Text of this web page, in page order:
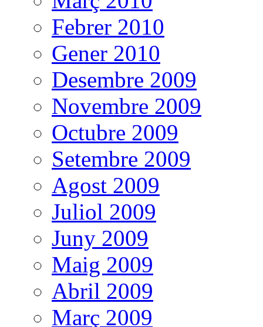
Febrer 2010
Gener 2010
Desembre 2009
Novembre 2009
Octubre 2009
Setembre 2009
Agost 2009
Juliol 2009
Juny 2009
Maig 2009
Abril 2009
Març 2009